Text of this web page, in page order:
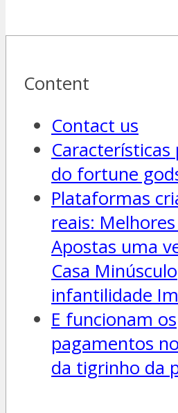
Content
Contact us
Características
do fortune
Plataformas
reais:
Apostas uma
Casa Minúsculo
infantilidade
E funcionam os
pagamentos
da tigrinho da